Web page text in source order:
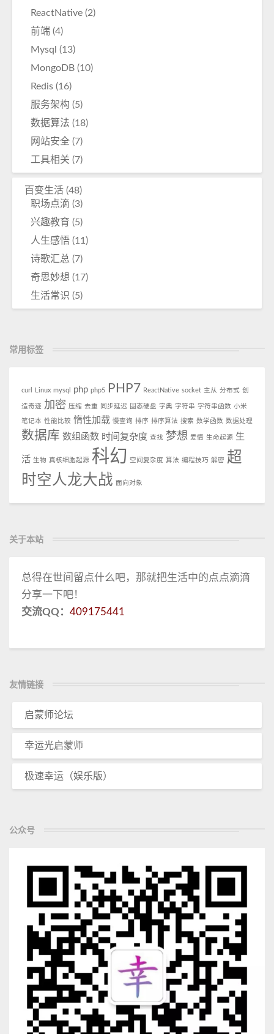
ReactNative (2)
前端 (4)
Mysql (13)
MongoDB (10)
Redis (16)
服务架构 (5)
数据算法 (18)
网站安全 (7)
工具相关 (7)
百变生活 (48)
职场点滴 (3)
兴趣教育 (5)
人生感悟 (11)
诗歌汇总 (7)
奇思妙想 (17)
生活常识 (5)
常用标签
curl Linux mysql php php5 PHP7 ReactNative socket 主从 分布式 创
造奇迹 加密 压缩 去重 同步延迟 固态硬盘 字典 字符串 字符串函数 小米
笔记本 性能比较 惰性加载 慢查询 排序 排序算法 搜索 数学函数 数据处理
数据库 数组函数 时间复杂度 查找 梦想 爱情 生命起源 生
活 生物 真核细胞起源 科幻 空间复杂度 算法 编程技巧 解密 超
时空人龙大战 面向对象
关于本站
总得在世间留点什么吧，那就把生活中的点点滴滴
分享一下吧！
交流QQ： 409175441
友情链接
启蒙师论坛
幸运光启蒙师
极速幸运（娱乐版）
公众号